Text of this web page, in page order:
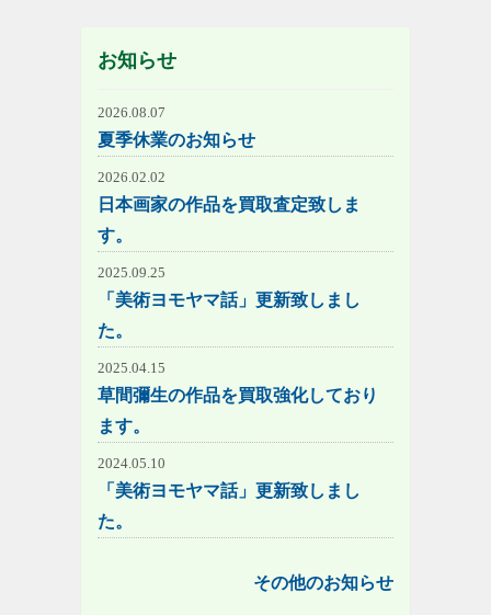
お知らせ
2026.08.07
夏季休業のお知らせ
2026.02.02
日本画家の作品を買取査定致しま
す。
2025.09.25
「美術ヨモヤマ話」更新致しまし
た。
2025.04.15
草間彌生の作品を買取強化しており
ます。
2024.05.10
「美術ヨモヤマ話」更新致しまし
た。
その他のお知らせ